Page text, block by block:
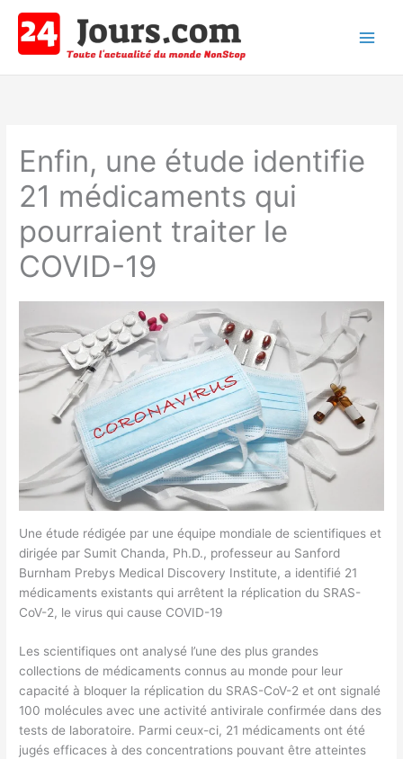
contenu
Enfin, une étude identifie
21 médicaments qui
pourraient traiter le
COVID-19
Une étude rédigée par une équipe mondiale de scientifiques et
dirigée par Sumit Chanda, Ph.D., professeur au Sanford
Burnham Prebys Medical Discovery Institute, a identifié 21
médicaments existants qui arrêtent la réplication du SRAS-
CoV-2, le virus qui cause COVID-19
Les scientifiques ont analysé l’une des plus grandes
collections de médicaments connus au monde pour leur
capacité à bloquer la réplication du SRAS-CoV-2 et ont signalé
100 molécules avec une activité antivirale confirmée dans des
tests de laboratoire. Parmi ceux-ci, 21 médicaments ont été
jugés efficaces à des concentrations pouvant être atteintes